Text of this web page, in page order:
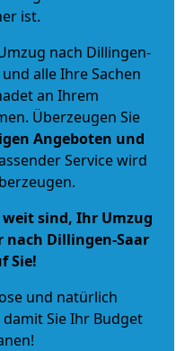
ist.
nach Dillingen-
alle Ihre Sachen
an Ihrem
Überzeugen Sie
Angeboten und
Service wird
weit sind, Ihr Umzug
nach Dillingen-Saar
Sie!
und natürlich
damit Sie Ihr Budget